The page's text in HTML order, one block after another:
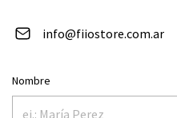
info@fiiostore.com.ar
Nombre